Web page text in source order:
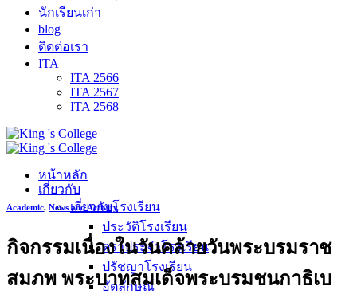
นักเรียนเก่า
blog
ติดต่อเรา
ITA
ITA 2566
ITA 2567
ITA 2568
หน้าหลัก
เกี่ยวกับ
เกี่ยวกับโรงเรียน
ประวัติโรงเรียน
ตราประจำโรงเรียน
ปรัชญาโรงเรียน
อัตลักษณ์
Academic, News and Activity
กิจกรรมเนื่องในวันคล้ายวันพระบรมราช
สมภพ พระบาทสมเด็จพระบรมชนกาธิเบ